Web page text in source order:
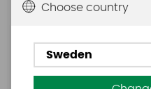
1749 SEK
Choose country
Sweden